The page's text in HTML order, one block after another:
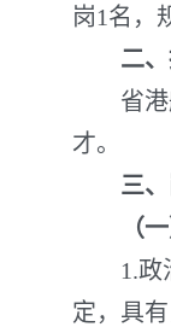
岗1名，
二
省港航
才。
三
（一
1.政治
定，具